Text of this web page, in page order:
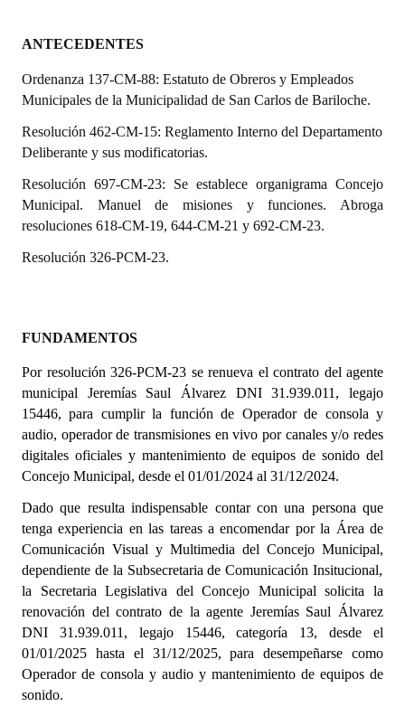
DOCUMENTOS
Informes de Gestión
Proyectos Presentados
Dictámenes Asesoría Letrada
Actas de Sesión
NORMATIVA
Comunicaciones
Declaraciones
Resoluciones
Resoluciones de Presidencia
INSTITUCIONAL
Antiguos Pobladores
Noticias Destacadas
ANTECEDENTES
Ordenanza 137-CM-88: Estatuto de Obreros y Empleados
Municipales de la Municipalidad de San Carlos de Bariloche.
Resolución 462-CM-15: Reglamento Interno del Departamento
Deliberante y sus modificatorias.
Resolución 697-CM-23: Se establece organigrama Concejo
Municipal. Manuel de misiones y funciones. Abroga
resoluciones 618-CM-19, 644-CM-21 y 692-CM-23.
Resolución 326-PCM-23.
FUNDAMENTOS
Por resolución 326-PCM-23 se renueva el contrato del agente
municipal Jeremías Saul Álvarez DNI 31.939.011, legajo
15446, para cumplir la función de Operador de consola y
audio, operador de transmisiones en vivo por canales y/o redes
digitales oficiales y mantenimiento de equipos de sonido del
Concejo Municipal, desde el 01/01/2024 al 31/12/2024.
Dado que resulta indispensable contar con una persona que
tenga experiencia en las tareas a encomendar por la Área de
Comunicación Visual y Multimedia del Concejo Municipal,
dependiente de la Subsecretaria de Comunicación Insitucional,
la Secretaria Legislativa del Concejo Municipal solicita la
renovación del contrato de la agente Jeremías Saul Álvarez
DNI 31.939.011, legajo 15446, categoría 13, desde el
01/01/2025 hasta el 31/12/2025, para desempeñarse como
Operador de consola y audio y mantenimiento de equipos de
sonido.